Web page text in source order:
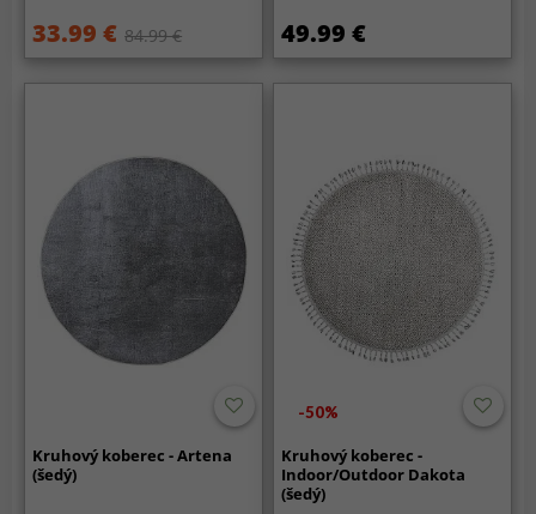
33.99 € 84.99 € 49.99 €
Kruhový koberec - Artena
(šedý)
-50%
Kruhový koberec -
Indoor/Outdoor Dakota
(šedý)